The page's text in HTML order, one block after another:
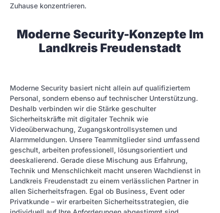
Zuhause konzentrieren.
Moderne Security-Konzepte Im
Landkreis Freudenstadt
Moderne Security basiert nicht allein auf qualifiziertem
Personal, sondern ebenso auf technischer Unterstützung.
Deshalb verbinden wir die Stärke geschulter
Sicherheitskräfte mit digitaler Technik wie
Videoüberwachung, Zugangskontrollsystemen und
Alarmmeldungen. Unsere Teammitglieder sind umfassend
geschult, arbeiten professionell, lösungsorientiert und
deeskalierend. Gerade diese Mischung aus Erfahrung,
Technik und Menschlichkeit macht unseren Wachdienst in
Landkreis Freudenstadt zu einem verlässlichen Partner in
allen Sicherheitsfragen. Egal ob Business, Event oder
Privatkunde – wir erarbeiten Sicherheitsstrategien, die